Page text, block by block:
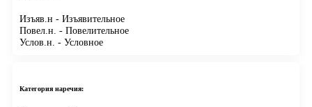
Изъяв.н - Изъявительное
Повел.н. - Повелительное
Услов.н. - Условное
Категория наречия: